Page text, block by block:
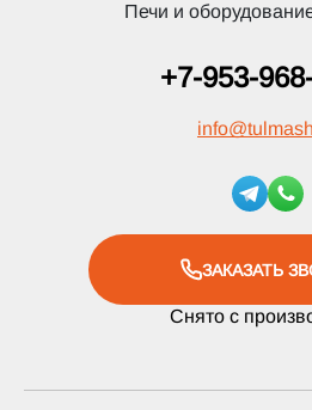
Печи и
+7-953-
info@
ЗАКАЗАТЬ
Снято с